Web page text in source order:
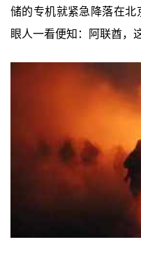
储的专机就紧急降落在
眼人一看便知：阿联酋，